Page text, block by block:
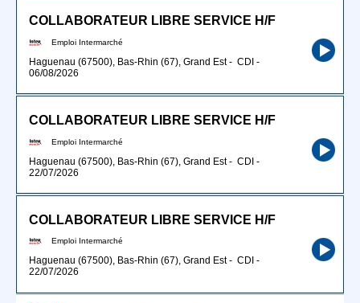
COLLABORATEUR LIBRE SERVICE H/F
Emploi Intermarché
Haguenau (67500), Bas-Rhin (67), Grand Est- CDI -
06/08/2026
COLLABORATEUR LIBRE SERVICE H/F
Emploi Intermarché
Haguenau (67500), Bas-Rhin (67), Grand Est- CDI -
22/07/2026
COLLABORATEUR LIBRE SERVICE H/F
Emploi Intermarché
Haguenau (67500), Bas-Rhin (67), Grand Est- CDI -
22/07/2026